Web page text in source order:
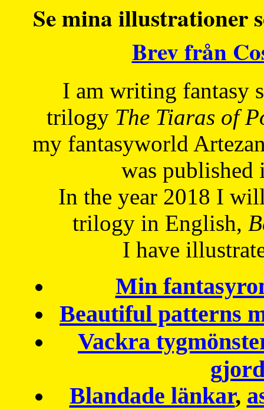
Se mina illustrationer
Brev från
I am writing fantasy
trilogy The Tiaras of
my fantasyworld
was published
In the year 2018 I
trilogy in English,
I have
Min
Beautiful patterns
Vackra
Blandade länkar,